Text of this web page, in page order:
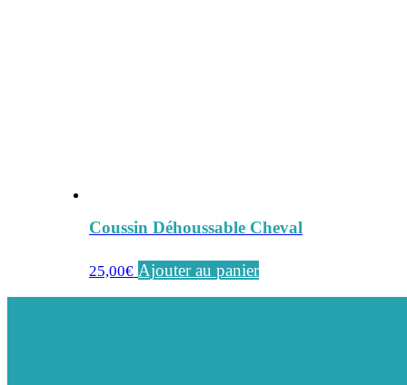
Coussin Déhoussable Cheval
25,00€ Ajouter au panier